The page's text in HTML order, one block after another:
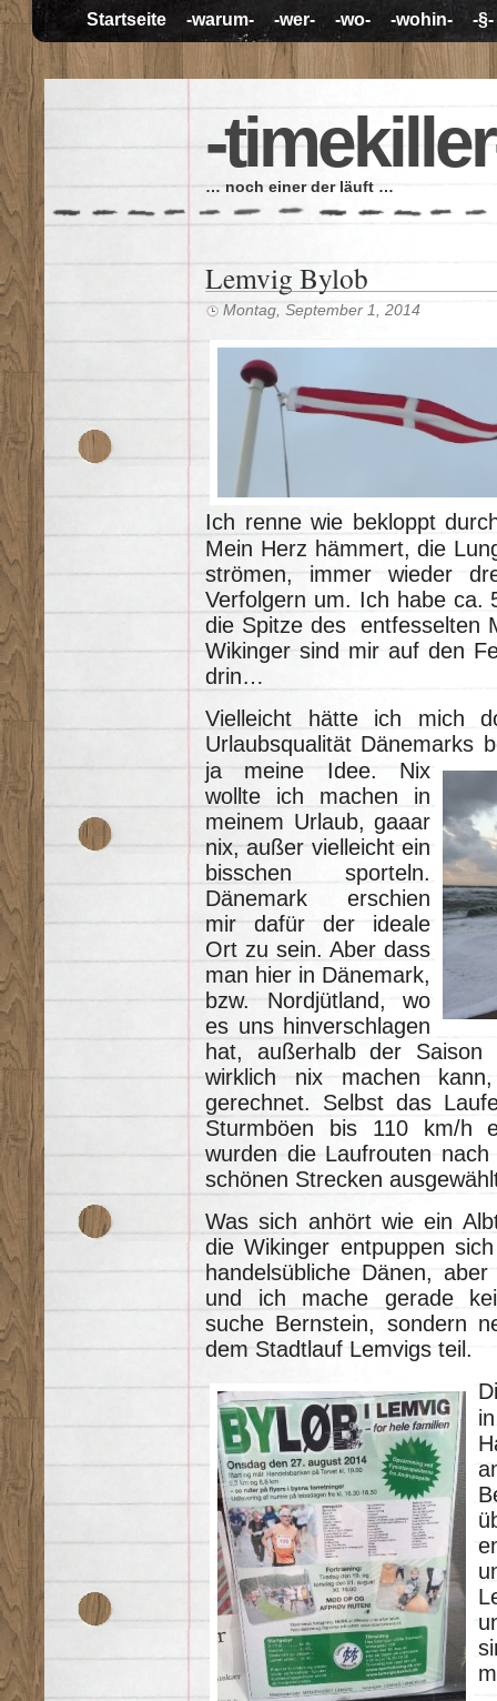
Startseite -warum- -wer- -wo- -wohin- -§-
-
… noch einer der läuft …
Lemvig Bylob
Montag, September 1, 2014
Ich renne wie bekloppt
Mein Herz hämmert, die
strömen, immer wieder
Verfolgern um. Ich habe ca.
die Spitze des entfesselten
Wikinger sind mir auf den
drin…
Vielleicht hätte ich mich
Urlaubsqualität Dänemarks
ja meine Idee. Nix
wollte ich machen in
meinem Urlaub, gaaar
nix, außer vielleicht ein
bisschen sporteln.
Dänemark erschien
mir dafür der ideale
Ort zu sein. Aber dass
man hier in Dänemark,
bzw. Nordjütland, wo
es uns hinverschlagen
hat, außerhalb der
wirklich nix machen
gerechnet. Selbst das
Sturmböen bis 110 km/h
wurden die Laufrouten
schönen Strecken
Was sich anhört wie ein
die Wikinger entpuppen
handelsübliche Dänen,
und ich mache gerade
suche Bernstein, sondern
dem Stadtlauf Lemvigs teil.